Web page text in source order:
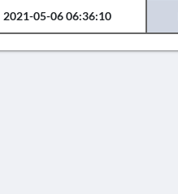
2021-05-06 06:36:10